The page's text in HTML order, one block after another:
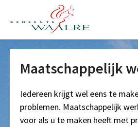
Maatschappelijk
Iedereen krijgt wel eens te
problemen. Maatschappelijk
voor als u te maken heeft met